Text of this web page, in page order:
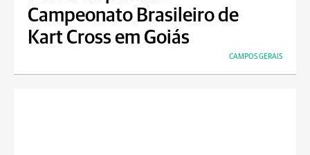
Campeonato Brasileiro de
Kart Cross em Goiás
CAMPOS GERAIS